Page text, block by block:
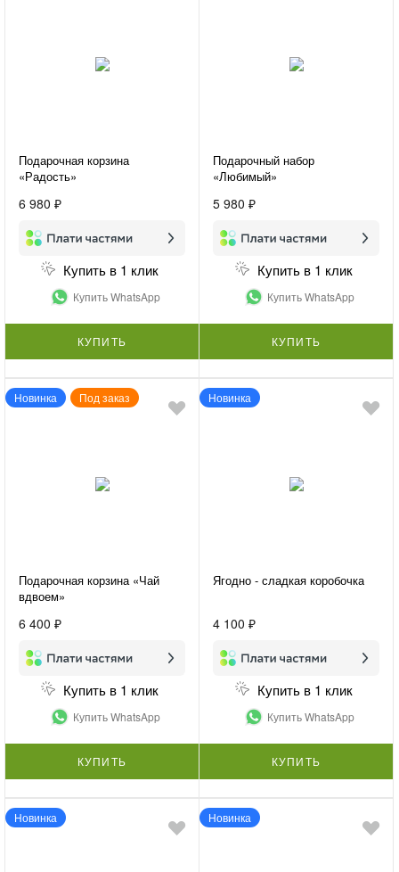
Подарочная корзина
«Радость»
6 980 ₽
Купить в 1 клик
Купить WhatsApp
КУПИТЬ
Подарочный набор
«Любимый»
5 980 ₽
Купить в 1 клик
Купить WhatsApp
КУПИТЬ
Новинка Под заказ
Подарочная корзина «Чай
вдвоем»
6 400 ₽
Купить в 1 клик
Купить WhatsApp
КУПИТЬ
Новинка
Ягодно - сладкая коробочка
4 100 ₽
Купить в 1 клик
Купить WhatsApp
КУПИТЬ
Новинка Новинка